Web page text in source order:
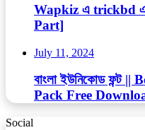
Wapkiz এ trickbd
Part]
July 11, 2024
বাংলা ইউনিকোড ফন্ট
Pack Free
Social